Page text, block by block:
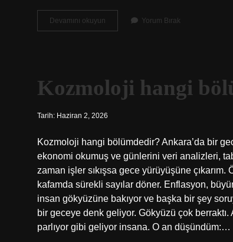
Devamını okuyun Müslümanlar
kaç
Yorum Bırak
Kozmoloji hangi
Tarih: Haziran 2, 2026
Kozmoloji hangi bölümdedir? Ankara’da bir
ekonomi okumuş ve günlerini veri analizleri,
zaman işler sıkışsa gece yürüyüşüne
kafamda sürekli sayılar döner. Enflasyon,
insan gökyüzüne bakıyor ve başka bir şey
bir geceye denk geliyor. Gökyüzü çok
parlıyor gibi geliyor insana. O an düşündüm:…